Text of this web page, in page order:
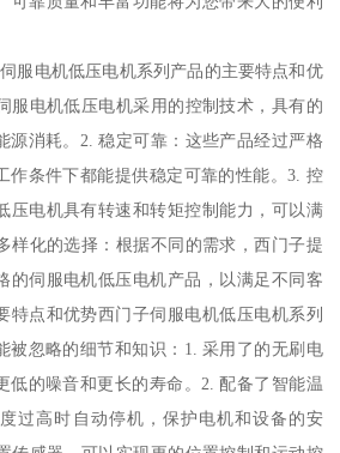
机低压电机系列产品的主要特点和优
服电机低压电机采用的控制技术，具有的
源消耗。2. 稳定可靠：这些产品经过严格
作条件下都能提供稳定可靠的性能。3. 控
压电机具有转速和转矩控制能力，可以满
样化的选择：根据不同的需求，西门子提
的伺服电机低压电机产品，以满足不同客
特点和优势西门子伺服电机低压电机系列
被忽略的细节和知识：1. 采用了的无刷电
低的噪音和更长的寿命。2. 配备了智能温
过高时自动停机，保护电机和设备的安